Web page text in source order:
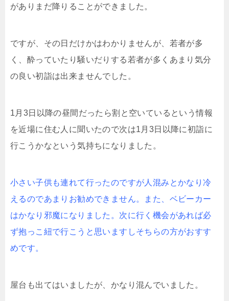
がありまだ降りることができました。
ですが、その日だけかはわかりませんが、若者が多
く、酔っていたり騒いだりする若者が多くあまり気分
の良い初詣は出来ませんでした。
1月3日以降の昼間だったら割と空いているという情報
を近場に住む人に聞いたので次は1月3日以降に初詣に
行こうかなという気持ちになりました。
小さい子供も連れて行ったのですが人混みとかなり冷
えるのであまりお勧めできません。また、ベビーカー
はかなり邪魔になりました。次に行く機会があれば必
ず抱っこ紐で行こうと思いますしそちらの方がおすす
めです。
屋台も出てはいましたが、かなり混んでいました。